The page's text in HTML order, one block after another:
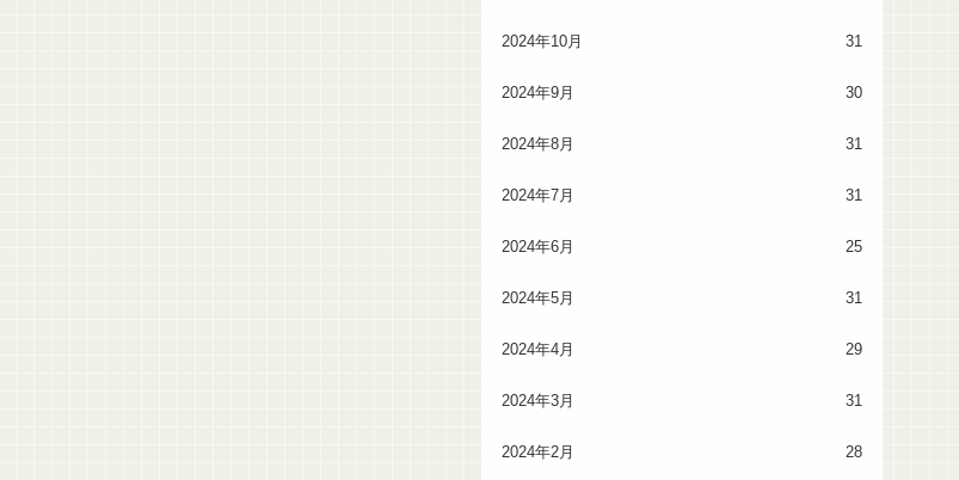
2024年10月 31
2024年9月 30
2024年8月 31
2024年7月 31
2024年6月 25
2024年5月 31
2024年4月 29
2024年3月 31
2024年2月 28